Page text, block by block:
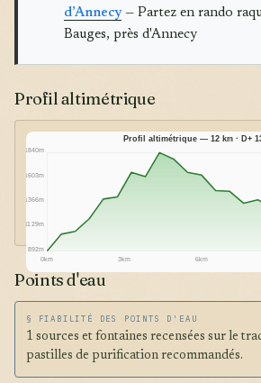
d’Annecy— Partez en rando
Bauges, près d'Annecy
Profil altimétrique
892m
1129m
1366m
1603m
1840m
0km 3km 6km
Profil altimétrique — 12 km · D+
Points d'eau
§ FIABILITÉ DES POINTS D'EAU
1 sources et fontaines recensées sur le
pastilles de purification recommandés.